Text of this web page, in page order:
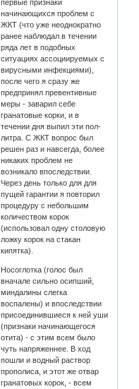
первые признаки
начинающихся проблем с
ЖКТ (что уже неоднократно
ранее наблюдал в течении
ряда лет в подобных
ситуациях ассоциируемых с
вирусными инфекциями),
после чего я сразу же
предпринял превентивные
меры - заварил себе
гранатовые корки, и в
течении дня выпил эти пол-
литра. С ЖКТ вопрос был
решен раз и навсегда, более
никаких проблем не
возникало впоследствии.
Через день только для для
пущей гарантии я повторил
процедуру с небольшим
количеством корок
(использовал одну столовую
ложку корок на стакан
кипятка).
Носоглотка (голос был
вначале сильно осипший,
миндалины слегка
воспалены) и впоследствии
присоединившиеся к ней уши
(признаки начинающегося
отита) - с этим всем было
чуть напряженнее. В ход
пошли и водный раствор
прополиса, и этот же отвар
гранатовых корок, - всем